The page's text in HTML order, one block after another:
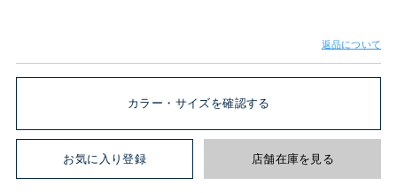
返品について
カラー・サイズを確認する
お気に入り登録 店舗在庫を見る